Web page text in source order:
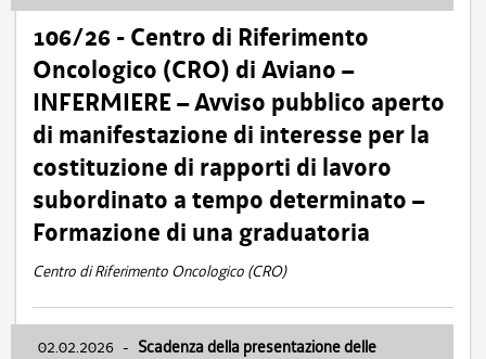
106/26 - Centro di Riferimento
Oncologico (CRO) di Aviano –
INFERMIERE – Avviso pubblico aperto
di manifestazione di interesse per la
costituzione di rapporti di lavoro
subordinato a tempo determinato –
Formazione di una graduatoria
Centro di Riferimento Oncologico (CRO)
02.02.2026 - Scadenza della presentazione delle